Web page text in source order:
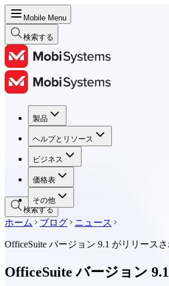
Mobile Menu
検索する
製品
ヘルプとリソース
ビジネス
価格表
その他
製品
ヘルプとリソース
ビジネス
価格表
検索する
ホーム ブログ ニュース
OfficeSuite バージョン 9.1 がリリース
OfficeSuite バージョン